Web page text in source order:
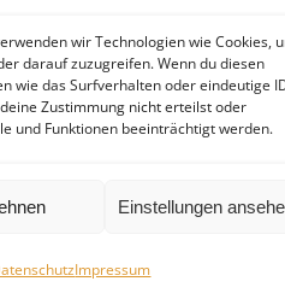
wir Technologien wie Cookies,
darauf zuzugreifen. Wenn du diesen
wie das Surfverhalten oder eindeutige
Zustimmung nicht erteilst oder
und Funktionen beeinträchtigt werden.
Einstellungen
Impressum